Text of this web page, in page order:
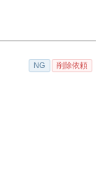
NG 削除依頼